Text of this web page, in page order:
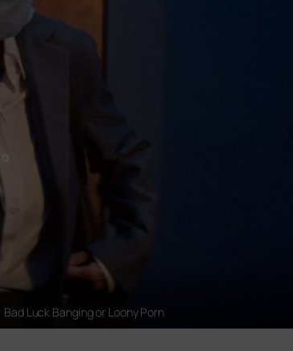
Bad Luck Banging or Loony Porn